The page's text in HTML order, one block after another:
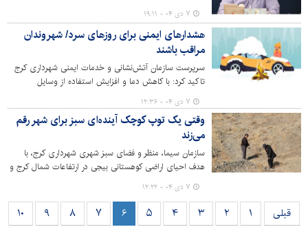
ریل‌گذاری اصولی، گام‌های اساسی برای جبران
عقب‌ماندگی‌های خدمات در اسلام‌آباد برداشته و این مسیر
توسعه، با مشارکت مردم و سرمایه‌گذاران ادامه خواهد یافت.
۷ دی ۰۴ - ۱۹:۱۱
هشدارهای ایمنی برای روزهای سرد/ شهروندان
مراقب باشند
سرپرست سازمان آتش‌نشانی و خدمات ایمنی شهرداری کرج
تاکید کرد: با کاهش دما و افزایش استفاده از وسایل
گرمایشی، رعایت نکات ایمنی ضروری است.
۷ دی ۰۴ - ۱۲:۳۶
وقتی یک توپ کوچک آینده‌ای سبز برای شهر رقم
می‌زند
سازمان سیما، منظر و فضای سبز شهری شهرداری کرج، با
هدف احیای اراضی کوهستانی بیجی در ارتفاعات شمال کرج و
بازگرداندن تعادل اکولوژیکی منطقه، طرح پایلوت کپسول بذر یا
محیط زیست وهیئت کوهنوردی استان البرز اجرایی کرد.
۷ دی ۰۴ - ۱۲:۲۲
قبلی ۱ ۲ ۳ ۴ ۵ ۶ ۷ ۸ ۹ ۱۰